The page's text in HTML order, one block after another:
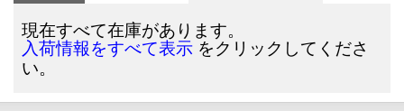
現在すべて在庫があります。
入荷情報をすべて表示 をクリックしてくださ
い。